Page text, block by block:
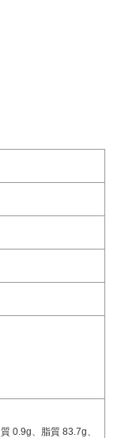
0.9g、脂質 83.7g、